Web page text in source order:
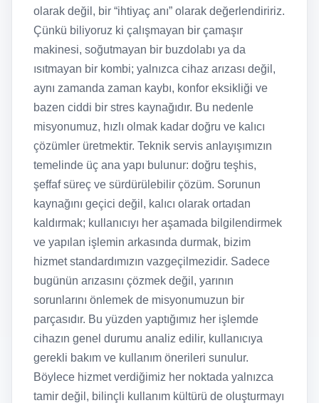
olarak değil, bir “ihtiyaç anı” olarak değerlendiririz.
Çünkü biliyoruz ki çalışmayan bir çamaşır
makinesi, soğutmayan bir buzdolabı ya da
ısıtmayan bir kombi; yalnızca cihaz arızası değil,
aynı zamanda zaman kaybı, konfor eksikliği ve
bazen ciddi bir stres kaynağıdır. Bu nedenle
misyonumuz, hızlı olmak kadar doğru ve kalıcı
çözümler üretmektir. Teknik servis anlayışımızın
temelinde üç ana yapı bulunur: doğru teşhis,
şeffaf süreç ve sürdürülebilir çözüm. Sorunun
kaynağını geçici değil, kalıcı olarak ortadan
kaldırmak; kullanıcıyı her aşamada bilgilendirmek
ve yapılan işlemin arkasında durmak, bizim
hizmet standardımızın vazgeçilmezidir. Sadece
bugünün arızasını çözmek değil, yarının
sorunlarını önlemek de misyonumuzun bir
parçasıdır. Bu yüzden yaptığımız her işlemde
cihazın genel durumu analiz edilir, kullanıcıya
gerekli bakım ve kullanım önerileri sunulur.
Böylece hizmet verdiğimiz her noktada yalnızca
tamir değil, bilinçli kullanım kültürü de oluşturmayı